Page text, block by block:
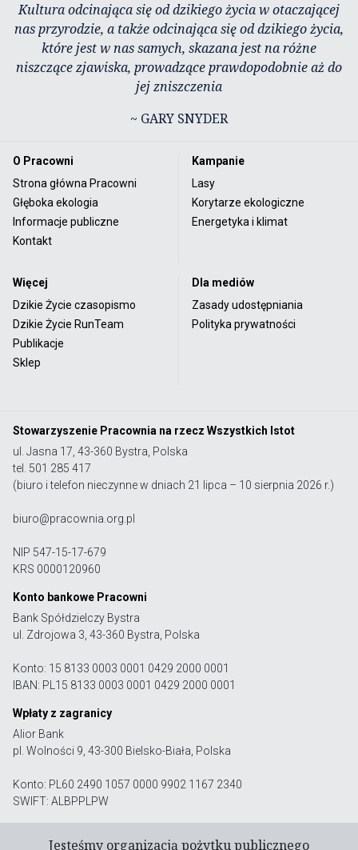
Kultura odcinająca się od dzikiego życia w otaczającej
nas przyrodzie, a także odcinająca się od dzikiego życia,
które jest w nas samych, skazana jest na różne
niszczące zjawiska, prowadzące prawdopodobnie aż do
jej zniszczenia
~ GARY SNYDER
O Pracowni
Strona główna Pracowni
Głęboka ekologia
Informacje publiczne
Kontakt
Kampanie
Lasy
Korytarze ekologiczne
Energetyka i klimat
Więcej
Dzikie Życie czasopismo
Dzikie Życie RunTeam
Publikacje
Sklep
Dla mediów
Zasady udostępniania
Polityka prywatności
Stowarzyszenie Pracownia na rzecz Wszystkich Istot
ul. Jasna 17, 43-360 Bystra, Polska
tel. 501 285 417
(biuro i telefon nieczynne w dniach 21 lipca – 10 sierpnia 2026 r.)
biuro@pracownia.org.pl
NIP 547-15-17-679
KRS 0000120960
Konto bankowe Pracowni
Bank Spółdzielczy Bystra
ul. Zdrojowa 3, 43-360 Bystra, Polska
Konto: 15 8133 0003 0001 0429 2000 0001
IBAN: PL15 8133 0003 0001 0429 2000 0001
Wpłaty z zagranicy
Alior Bank
pl. Wolności 9, 43-300 Bielsko-Biała, Polska
Konto: PL60 2490 1057 0000 9902 1167 2340
SWIFT: ALBPPLPW
Jesteśmy organizacją pożytku publicznego